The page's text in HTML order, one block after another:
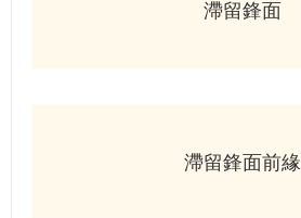
滯留鋒面
滯留鋒面前緣